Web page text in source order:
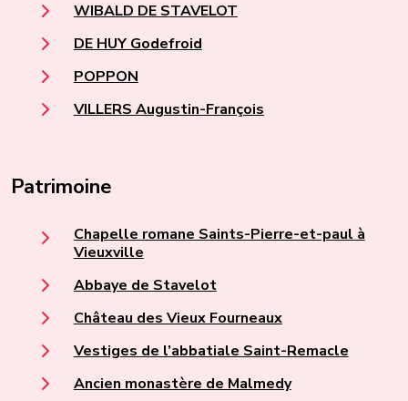
WIBALD DE STAVELOT
DE HUY Godefroid
POPPON
VILLERS Augustin-François
Patrimoine
Chapelle romane Saints-Pierre-et-paul à
Vieuxville
Abbaye de Stavelot
Château des Vieux Fourneaux
Vestiges de l’abbatiale Saint-Remacle
Ancien monastère de Malmedy